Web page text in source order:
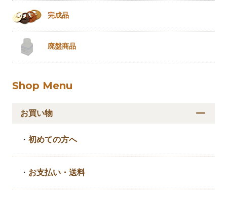
完成品
廃盤商品
Shop Menu
お買い物
・初めての方へ
・ お支払い・送料